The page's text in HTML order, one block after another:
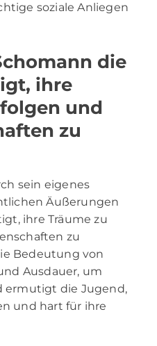
soziale Anliegen
die
ihre
und
zu
sein eigenes
Äußerungen
ihre Träume zu
zu
Bedeutung von
Ausdauer, um
ermutigt die Jugend,
und hart für ihre